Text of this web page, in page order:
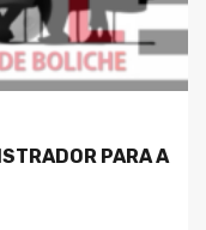
PARA A